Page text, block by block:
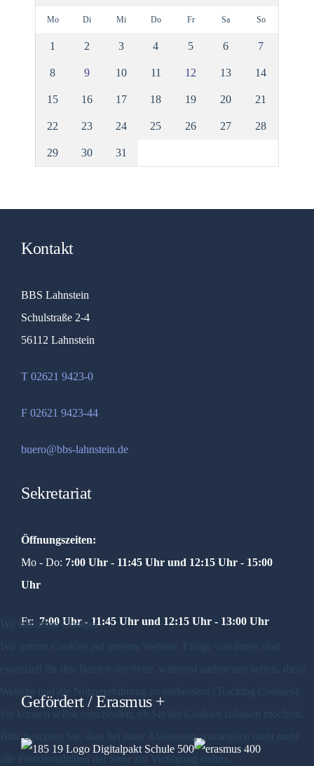
Mo Di Mi Do Fr Sa So
1 2 3 4 5 6 7
8 9 10 11 12 13 14
15 16 17 18 19 20 21
22 23 24 25 26 27 28
29 30 31
Kontakt
BBS Lahnstein
Schulstraße 2-4
56112 Lahnstein
T 02621 9423-0
F 02621 9423-44
buero@bbs-lahnstein.de
Sekretariat
Öffnungszeiten:
Mo - Do: 7:00 Uhr - 11:45 Uhr und 12:15 Uhr - 15:00
Uhr
Fr: 7:00 Uhr - 11:45 Uhr und 12:15 Uhr - 13:00 Uhr
Gefördert / Erasmus +
Wir benutzen Cookies
Bitte beachten Sie, dass bei einer Ablehnung womöglich nicht mehr
alle Funktionalitäten der Seite zur Verfügung stehen.